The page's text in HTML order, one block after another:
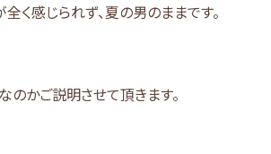
く感じられず、夏の男のままです。
かご説明させて頂きます。